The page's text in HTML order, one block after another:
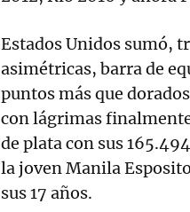
Estados Unidos sumó,
asimétricas, barra de
puntos más que
con lágrimas
de plata con sus
la joven Manila
sus 17 años.